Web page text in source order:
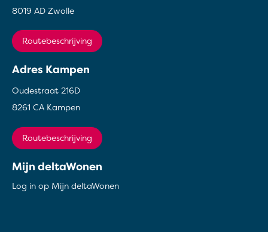
8019 AD Zwolle
Routebeschrijving
Adres Kampen
Oudestraat 216D
8261 CA Kampen
Routebeschrijving
Mijn deltaWonen
Log in op Mijn deltaWonen